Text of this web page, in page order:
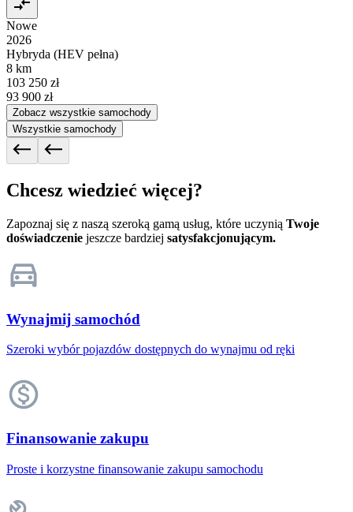
Nowe
2026
Hybryda (HEV pełna)
8 km
103 250 zł
93 900 zł
Zobacz wszystkie samochody
Wszystkie samochody
Chcesz wiedzieć więcej?
Zapoznaj się z naszą szeroką gamą usług, które uczynią Twoje
doświadczenie jeszcze bardziej satysfakcjonującym.
Wynajmij samochód
Szeroki wybór pojazdów dostępnych do wynajmu od ręki
Finansowanie zakupu
Proste i korzystne finansowanie zakupu samochodu